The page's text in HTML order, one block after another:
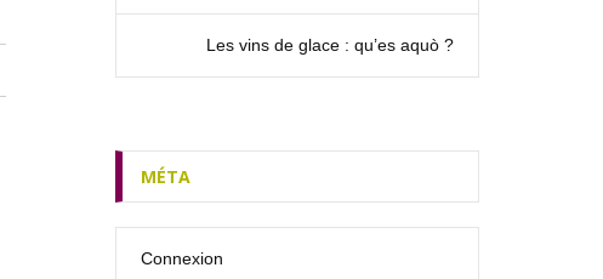
Les vins de glace : qu’es aquò ?
MÉTA
Connexion